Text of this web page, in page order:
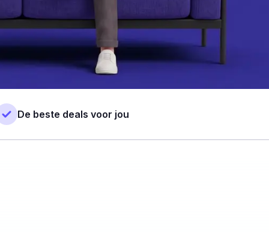
De beste deals voor jou